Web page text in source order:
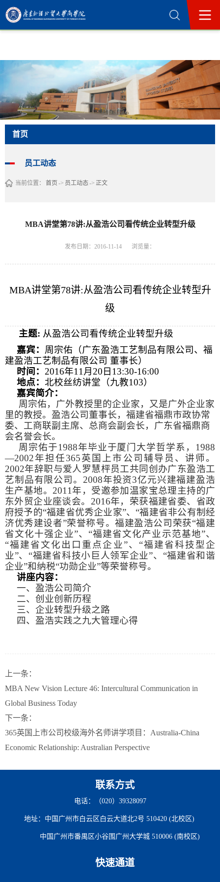
365英国上市公司(集团)官方网站-Official
首页
员工动态
当前位置： 首页 -> 员工动态-> 正文
MBA讲堂第78讲:从盈浩公司看传统企业转型升级
发布日期：2016-11-14 浏览量：
MBA讲堂第78讲:从盈浩公司看传统企业转型升
级
主题: 从盈浩公司看传统企业转型升级
嘉宾： 周宗佑（广东盈浩工艺制品有限公司、福
建盈浩工艺制品有限公司 董事长）
时间： 2016年11 月 20日13:30-16:00
地点： 北校丝纺讲堂（九教103）
嘉宾简介：
周宗佑，广外教授里的企业家，又是广外企业家
里的教授。盈浩公司董事长，福建省福鼎市政协常
委、工商联副主席、总商会副会长，广东省福鼎商
会名誉会长。
周宗佑于1988年毕业于厦门大学哲学系， 1988
—2002年担任365英国上市公司辅导员、讲师。
2002年辞职与爱人罗慧枰员工共同创办广东盈浩工
艺制品有限公司。 2008年投资3亿元兴建福建盈浩
生产基地。 2011 年，受邀参加温家宝总理主持的广
东外贸企业座谈会。 2016年，荣获福建省委、省政
府授予的“福建省优秀企业家”、“福建省非公有制经
济优秀建设者”荣誉称号。福建盈浩公司荣获“福建
省文化十强企业”、“福建省文化产业示范基地”、
“福建省文化出口重点企业”、“福建省科技型企
业”、“福建省科技小巨人领军企业”、“福建省和谐
企业”和纳税“功勋企业”等荣誉称号。
讲座内容：
一、盈浩公司简介
二、创业创新历程
三、企业转型升级之路
四、盈浩实践之九大管理心得
上一条：
MBA New Vision Lecture 46: Intercultural Communication in
Global Business Today
下一条：
365英国上市公司校级海外名师讲学项目：Australia-China
Economic Relationship: Australian Perspective
联系方式
电话：（020）39328097
地址：中国广州市白云区白云大道北2号 510420 (北校区)
中国广州市番禺区小谷围广州大学城 510006 (南校区)
快速通道